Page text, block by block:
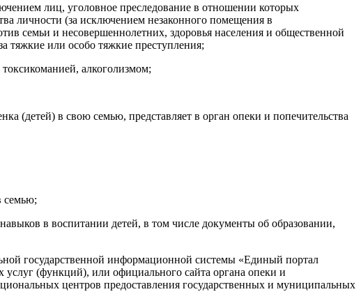
лиц, уголовное преследование в отношении которых
личности (за исключением незаконного помещения в
семьи и несовершеннолетних, здоровья населения и общественной
тяжкие или особо тяжкие преступления;
алкоголизмом;
(детей) в свою семью, представляет в орган опеки и попечительства
семью;
в воспитании детей, в том числе документы об образовании,
государственной информационной системы «Единый портал
(функций), или официального сайта органа опеки и
ных центров предоставления государственных и муниципальных